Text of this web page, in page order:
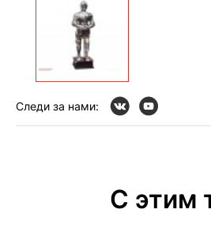
Следи за нами:
С этим